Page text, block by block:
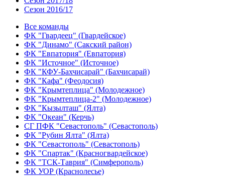
Сезон 2016/17
Все команды
ФК "Гвардеец" (Гвардейское)
ФК "Динамо" (Сакский район)
ФК "Евпатория" (Евпатория)
ФК "Источное" (Источное)
ФК "КФУ-Бахчисарай" (Бахчисарай)
ФК "Кафа" (Феодосия)
ФК "Крымтеплица" (Молодежное)
ФК "Крымтеплица-2" (Молодежное)
ФК "Кызылташ" (Ялта)
ФК "Океан" (Керчь)
СГ ПФК "Севастополь" (Севастополь)
ФК "Рубин Ялта" (Ялта)
ФК "Севастополь" (Севастополь)
ФК "Спартак" (Красногвардейское)
ФК "ТСК-Таврия" (Симферополь)
ФК УОР (Краснолесье)